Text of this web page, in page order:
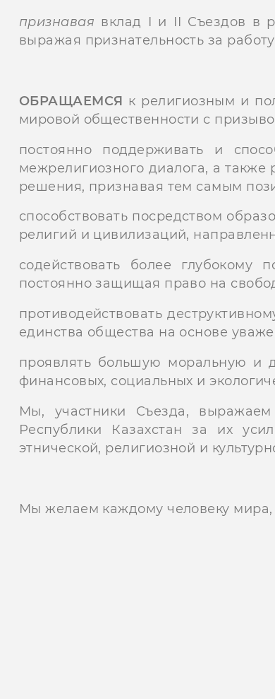
признавая вклад I и II Съездов в
выражая признательность за
ОБРАЩАЕМСЯ к религиозным и
мировой общественности с
постоянно поддерживать и
межрелигиозного диалога, а
решения, признавая тем самым
способствовать посредством
религий и цивилизаций,
содействовать более глубокому
постоянно защищая право на
противодействовать
единства общества на основе
проявлять большую моральную и
финансовых, социальных и
Мы, участники Съезда, выражаем
Республики Казахстан за их
этнической, религиозной и
Мы желаем каждому человеку мира,